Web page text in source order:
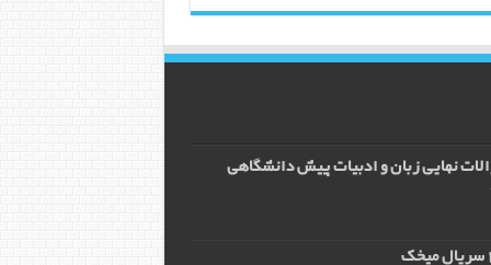
نهایی زبان و ادبیات پیش دانشگاهی